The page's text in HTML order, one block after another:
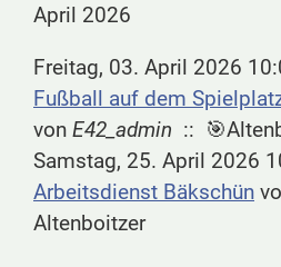
April 2026
Freitag, 03. April 2026
Fußball auf dem
von E42_admin ::
Samstag, 25. April 2026
Arbeitsdienst Bäkschün
Altenboitzer